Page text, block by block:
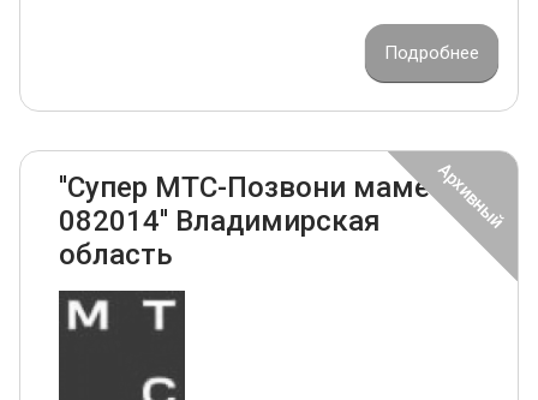
Подробнее
''Супер МТС-Позвони маме
082014'' Владимирская
область